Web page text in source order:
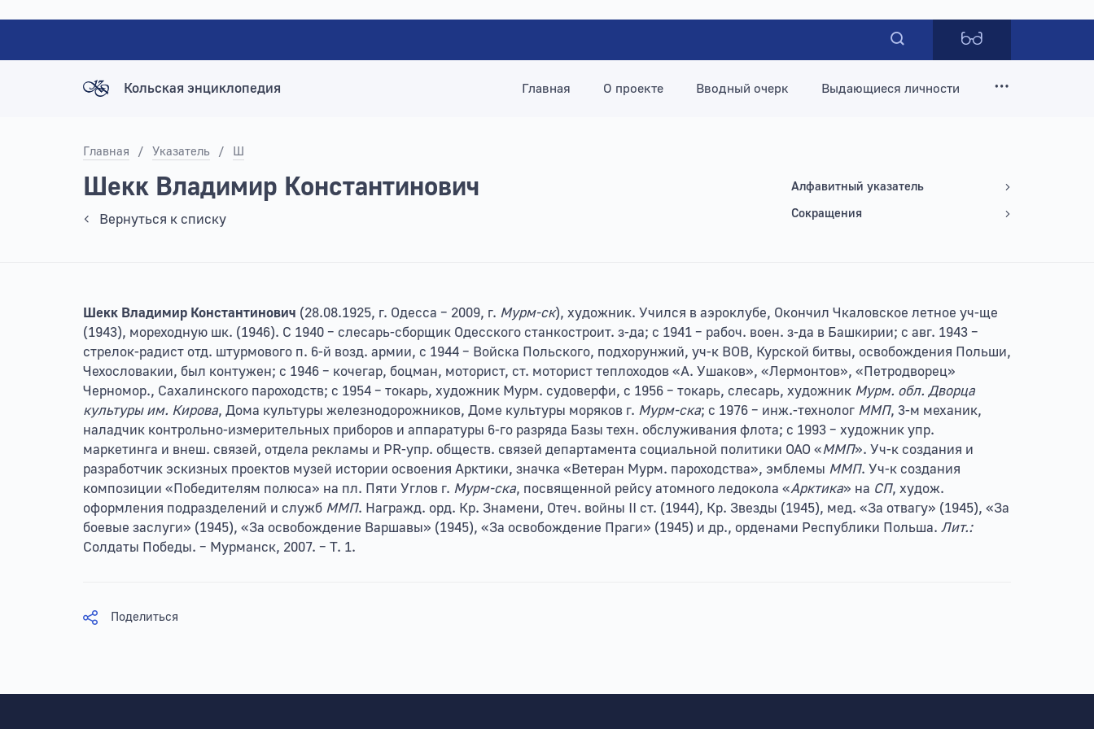
Кольская энциклопедия Главная О проекте Вводный очерк Выдающиеся личности
Главная / Указатель / Ш
Шекк Владимир Константинович
Вернуться к списку
Алфавитный указатель
Сокращения
Шекк Владимир Константинович (28.08.1925, г. Одесса – 2009, г. Мурм-ск), художник. Учился в аэроклубе, Окончил Чкаловское летное уч-ще
(1943), мореходную шк. (1946). С 1940 – слесарь-сборщик Одесского станкостроит. з-да; с 1941 – рабоч. воен. з-да в Башкирии; с авг. 1943 –
стрелок-радист отд. штурмового п. 6-й возд. армии, с 1944 – Войска Польского, подхорунжий, уч-к ВОВ, Курской битвы, освобождения Польши,
Чехословакии, был контужен; с 1946 – кочегар, боцман, моторист, ст. моторист теплоходов «А. Ушаков», «Лермонтов», «Петродворец»
Черномор., Сахалинского пароходств; с 1954 – токарь, художник Мурм. судоверфи, с 1956 – токарь, слесарь, художник Мурм. обл. Дворца
культуры им. Кирова, Дома культуры железнодорожников, Доме культуры моряков г. Мурм-ска; с 1976 – инж.-технолог ММП, 3-м механик,
наладчик контрольно-измерительных приборов и аппаратуры 6-го разряда Базы техн. обслуживания флота; с 1993 – художник упр.
маркетинга и внеш. связей, отдела рекламы и PR-упр. обществ. связей департамента социальной политики ОАО «ММП». Уч-к создания и
разработчик эскизных проектов музей истории освоения Арктики, значка «Ветеран Мурм. пароходства», эмблемы ММП. Уч-к создания
композиции «Победителям полюса» на пл. Пяти Углов г. Мурм-ска, посвященной рейсу атомного ледокола «Арктика» на СП, худож.
оформления подразделений и служб ММП. Награжд. орд. Кр. Знамени, Отеч. войны II ст. (1944), Кр. Звезды (1945), мед. «За отвагу» (1945), «За
боевые заслуги» (1945), «За освобождение Варшавы» (1945), «За освобождение Праги» (1945) и др., орденами Республики Польша. Лит.:
Солдаты Победы. – Мурманск, 2007. – Т. 1.
Поделиться